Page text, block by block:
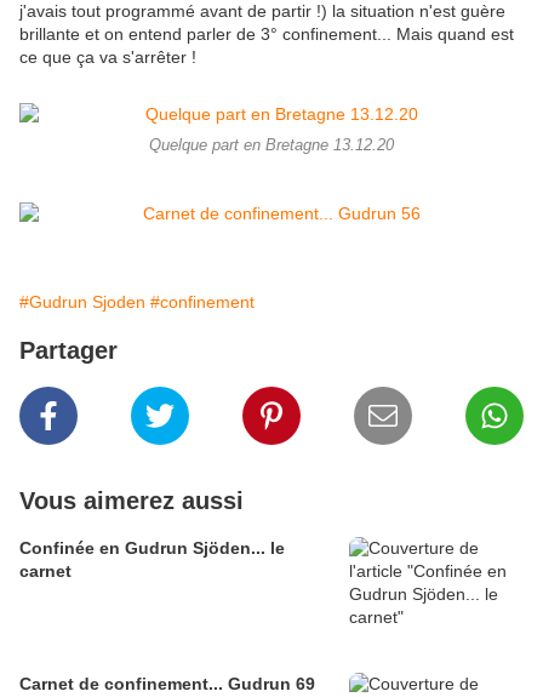
j'avais tout programmé avant de partir !) la situation n'est guère
brillante et on entend parler de 3° confinement... Mais quand est
ce que ça va s'arrêter !
Quelque part en Bretagne 13.12.20
#Gudrun Sjoden #confinement
Partager
Vous aimerez aussi
Confinée en Gudrun Sjöden... le
carnet
Carnet de confinement... Gudrun 69